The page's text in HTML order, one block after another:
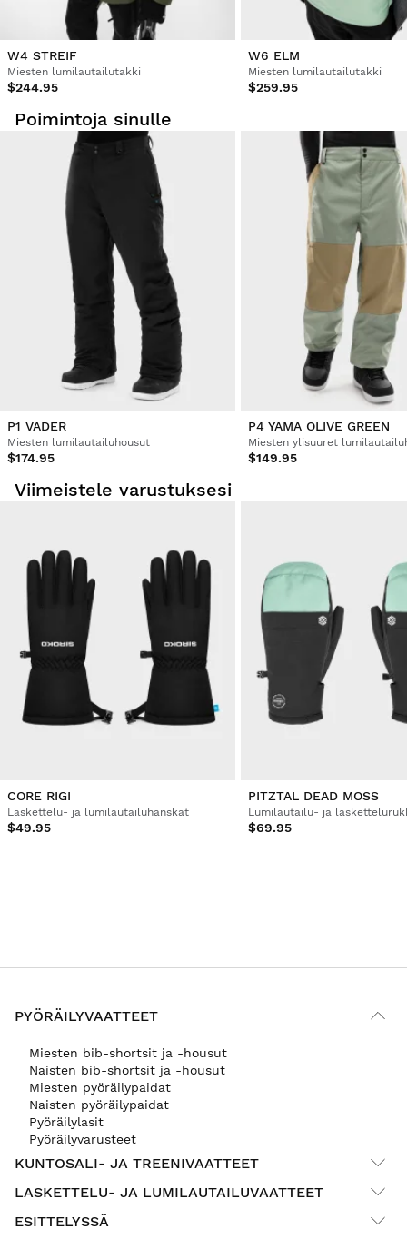
W4 STREIF
Miesten lumilautailutakki
$244.95
W6 ELM
Miesten lumilautailutakki
$259.95
Poimintoja sinulle
P1 VADER
Miesten lumilautailuhousut
$174.95
P4 YAMA OLIVE GREEN
Miesten ylisuuret
$149.95
Viimeistele varustuksesi
CORE RIGI
Laskettelu- ja lumilautailuhanskat
$49.95
PITZTAL DEAD MOSS
Lumilautailu- ja
$69.95
PYÖRÄILYVAATTEET
Miesten bib-shortsit ja -housut
Naisten bib-shortsit ja -housut
Miesten pyöräilypaidat
Naisten pyöräilypaidat
Pyöräilylasit
Pyöräilyvarusteet
KUNTOSALI- JA TREENIVAATTEET
LASKETTELU- JA LUMILAUTAILUVAATTEET
ESITTELYSSÄ